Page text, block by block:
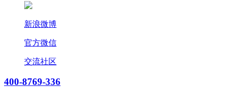
新浪微博
官方微信
交流社区
400-8769-336